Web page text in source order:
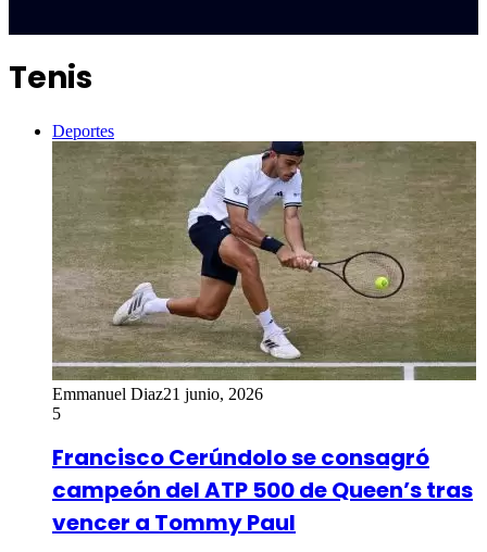
Tenis
Deportes
Emmanuel Diaz21 junio, 2026
5
Francisco Cerúndolo se consagró
campeón del ATP 500 de Queen’s tras
vencer a Tommy Paul